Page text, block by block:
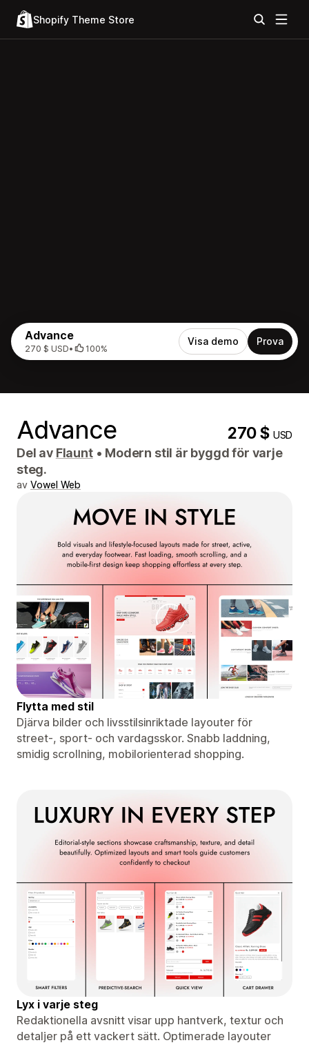
Shopify Theme Store
Advance
270 $ USD• 100%
Visa demo Prova
Advance 270 $USD
Del av Flaunt • Modern stil är byggd för varje
steg.
av Vowel Web
Flytta med stil
Djärva bilder och livsstilsinriktade layouter för
street-, sport- och vardagsskor. Snabb laddning,
smidig scrollning, mobilorienterad shopping.
Lyx i varje steg
Redaktionella avsnitt visar upp hantverk, textur och
detaljer på ett vackert sätt. Optimerade layouter